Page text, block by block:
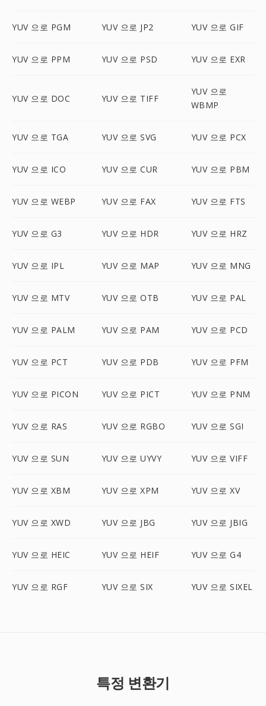
YUV 으로 PGM YUV 으로 JP2 YUV 으로 GIF
YUV 으로 PPM YUV 으로 PSD YUV 으로 EXR
YUV 으로 DOC YUV 으로 TIFF
YUV 으로
WBMP
YUV 으로 TGA YUV 으로 SVG YUV 으로 PCX
YUV 으로 ICO YUV 으로 CUR YUV 으로 PBM
YUV 으로 WEBP YUV 으로 FAX YUV 으로 FTS
YUV 으로 G3 YUV 으로 HDR YUV 으로 HRZ
YUV 으로 IPL YUV 으로 MAP YUV 으로 MNG
YUV 으로 MTV YUV 으로 OTB YUV 으로 PAL
YUV 으로 PALM YUV 으로 PAM YUV 으로 PCD
YUV 으로 PCT YUV 으로 PDB YUV 으로 PFM
YUV 으로 PICON YUV 으로 PICT YUV 으로 PNM
YUV 으로 RAS YUV 으로 RGBO YUV 으로 SGI
YUV 으로 SUN YUV 으로 UYVY YUV 으로 VIFF
YUV 으로 XBM YUV 으로 XPM YUV 으로 XV
YUV 으로 XWD YUV 으로 JBG YUV 으로 JBIG
YUV 으로 HEIC YUV 으로 HEIF YUV 으로 G4
YUV 으로 RGF YUV 으로 SIX YUV 으로 SIXEL
특정 변환기